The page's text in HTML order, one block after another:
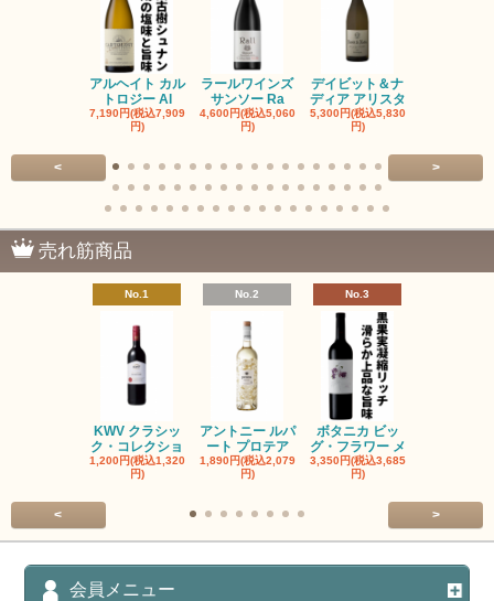
アルヘイト カル
トロジー Al
7,190円(税込7,909
円)
ラールワインズ
サンソー Ra
4,600円(税込5,060
円)
デイビット＆ナ
ディア アリスタ
5,300円(税込5,830
円)
< >
売れ筋商品
No.1
KWV クラシッ
ク・コレクショ
1,200円(税込1,320
円)
No.2
アントニー ルパ
ート プロテア
1,890円(税込2,079
円)
No.3
ボタニカ ビッ
グ・フラワー メ
3,350円(税込3,685
円)
< >
会員メニュー